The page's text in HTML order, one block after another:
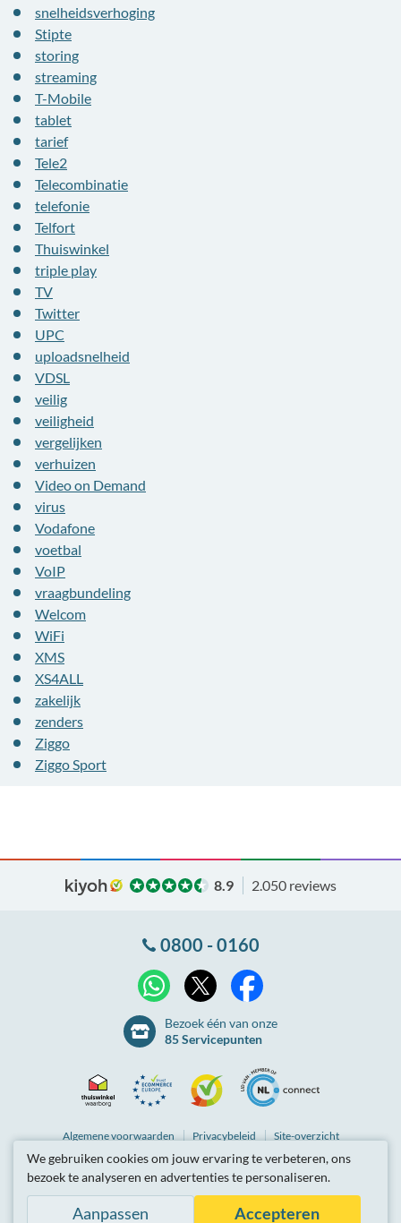
snelheidsverhoging
Stipte
storing
streaming
T-Mobile
tablet
tarief
Tele2
Telecombinatie
telefonie
Telfort
Thuiswinkel
triple play
TV
Twitter
UPC
uploadsnelheid
VDSL
veilig
veiligheid
vergelijken
verhuizen
Video on Demand
virus
Vodafone
voetbal
VoIP
vraagbundeling
Welcom
WiFi
XMS
XS4ALL
zakelijk
zenders
Ziggo
Ziggo Sport
8.9 2.050 reviews
0800 - 0160
WhatsApp
Bezoek één van onze
85 Servicepunten
WaarborgEurope
Algemenevoorwaarden Privacybeleid Site-overzicht
Partnerprogramma Tarieven zijn inclusief btw.
© Breedbandwinkel BV 2003 - 2026, Berkel en Rodenrijs
We gebruiken cookies om jouw ervaring te verbeteren, ons
bezoek te analyseren en advertenties te personaliseren.
Aanpassen Accepteren